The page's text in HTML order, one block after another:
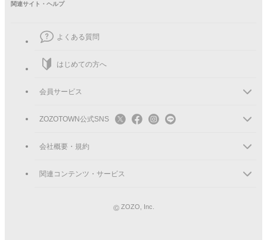
配送ごとの商品合計¥12,000以上で
Powered by Buyee
関連サイト・ヘルプ
よくある質問
はじめての方へ
会員サービス
ZOZOTOWN公式SNS
会社概要・規約
関連コンテンツ・サービス
©ZOZO, Inc.